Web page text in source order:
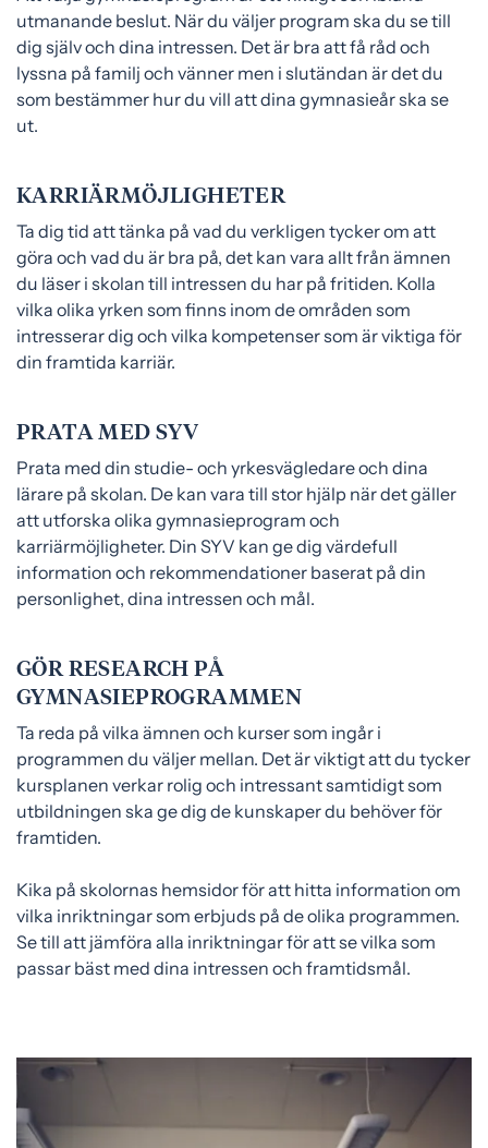
utmanande beslut. När du väljer program ska du se till
dig själv och dina intressen. Det är bra att få råd och
lyssna på familj och vänner men i slutändan är det du
som bestämmer hur du vill att dina gymnasieår ska se
ut.
KARRIÄRMÖJLIGHETER
Ta dig tid att tänka på vad du verkligen tycker om att
göra och vad du är bra på, det kan vara allt från ämnen
du läser i skolan till intressen du har på fritiden. Kolla
vilka olika yrken som finns inom de områden som
intresserar dig och vilka kompetenser som är viktiga för
din framtida karriär.
PRATA MED SYV
Prata med din studie- och yrkesvägledare och dina
lärare på skolan. De kan vara till stor hjälp när det gäller
att utforska olika gymnasieprogram och
karriärmöjligheter. Din SYV kan ge dig värdefull
information och rekommendationer baserat på din
personlighet, dina intressen och mål.
GÖR RESEARCH PÅ
GYMNASIEPROGRAMMEN
Ta reda på vilka ämnen och kurser som ingår i
programmen du väljer mellan. Det är viktigt att du tycker
kursplanen verkar rolig och intressant samtidigt som
utbildningen ska ge dig de kunskaper du behöver för
framtiden.
Kika på skolornas hemsidor för att hitta information om
vilka inriktningar som erbjuds på de olika programmen.
Se till att jämföra alla inriktningar för att se vilka som
passar bäst med dina intressen och framtidsmål.